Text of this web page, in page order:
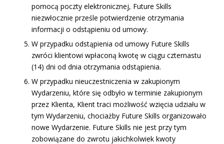
pomocą poczty elektronicznej, Future Skills
niezwłocznie prześle potwierdzenie otrzymania
informacji o odstąpieniu od umowy.
W przypadku odstąpienia od umowy Future Skills
zwróci klientowi wpłaconą kwotę w ciągu czternastu
(14) dni od dnia otrzymania odstąpienia.
W przypadku nieuczestniczenia w zakupionym
Wydarzeniu, które się odbyło w terminie zakupionym
przez Klienta, Klient traci możliwość wzięcia udziału w
tym Wydarzeniu, chociażby Future Skills organizowało
nowe Wydarzenie. Future Skills nie jest przy tym
zobowiązane do zwrotu jakichkolwiek kwoty